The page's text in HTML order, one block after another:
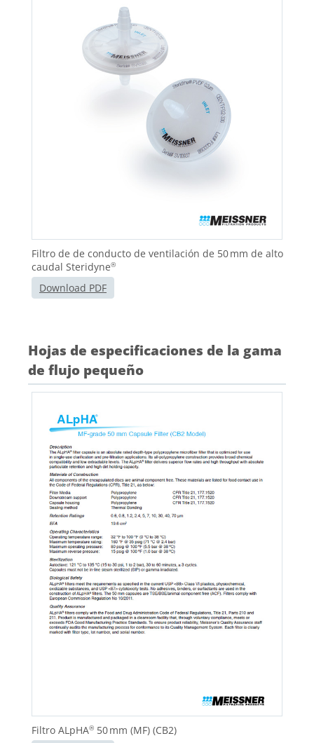
Filtro de de conducto de ventilación de 50 mm de alto
caudal Steridyne®
Download PDF
Hojas de especificaciones de la gama
de flujo pequeño
Filtro ALpHA® 50 mm (MF) (CB2)